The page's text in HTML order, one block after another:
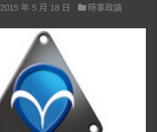
2015 年 5 月 18 日
時事政論